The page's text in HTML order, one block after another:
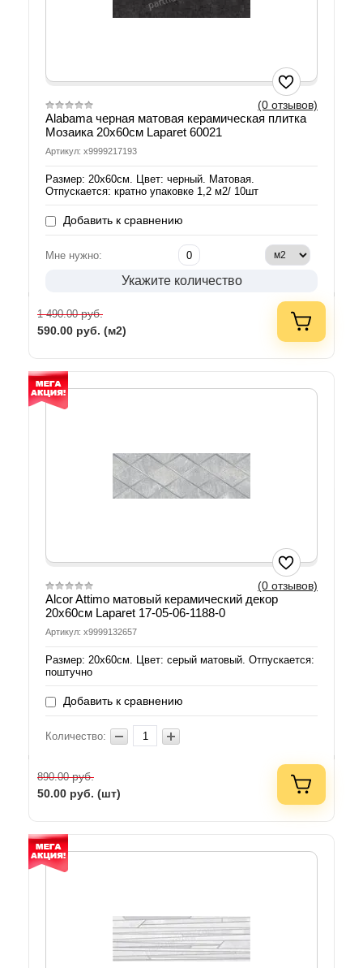
(0 отзывов)
Alabama черная матовая керамическая плитка
Мозаика 20х60см Laparet 60021
Артикул: х9999217193
Размер: 20х60см. Цвет: черный. Матовая.
Отпускается: кратно упаковке 1,2 м2/ 10шт
Добавить к сравнению
Мне нужно:
Укажите количество
1 490.00руб.
590.00 руб. (м2)
(0 отзывов)
Alcor Attimo матовый керамический декор
20x60см Laparet 17-05-06-1188-0
Артикул: х9999132657
Размер: 20х60см. Цвет: серый матовый. Отпускается:
поштучно
Добавить к сравнению
Количество:
890.00руб.
50.00 руб. (шт)